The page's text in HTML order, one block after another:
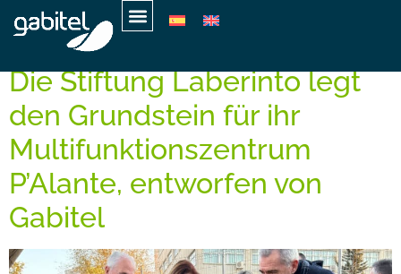
Schlagwort:
Die Stiftung Laberinto legt
den Grundstein für ihr
Multifunktionszentrum
P’Alante, entworfen von
Gabitel